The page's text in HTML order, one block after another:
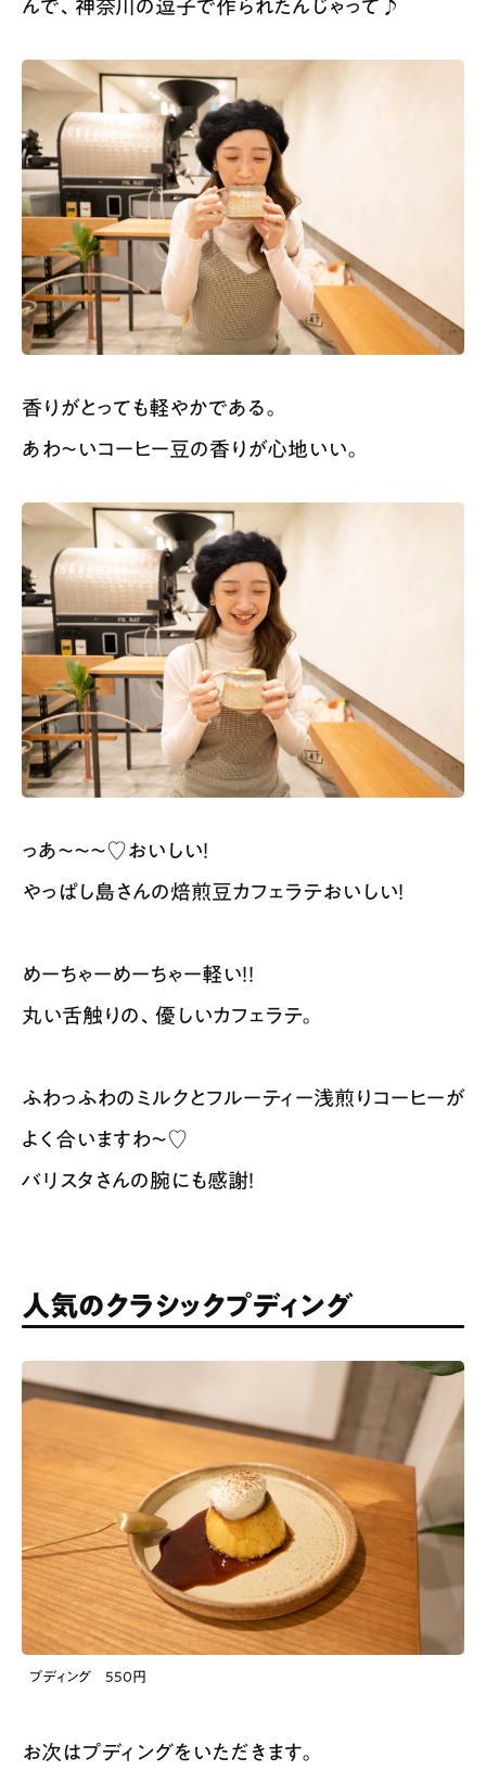
んで、神奈川の逗子で作られたんじゃって♪
香りがとっても軽やかである。
あわ〜いコーヒー豆の香りが心地いい。
っあ〜〜〜♡おいしい！
やっぱし島さんの焙煎豆カフェラテおいしい！
めーちゃーめーちゃー軽い！！
丸い舌触りの、優しいカフェラテ。
ふわっふわのミルクとフルーティー浅煎りコーヒーが
よく合いますわ〜♡
バリスタさんの腕にも感謝！
人気のクラシックプディング
プディング 550円
お次はプディングをいただきます。